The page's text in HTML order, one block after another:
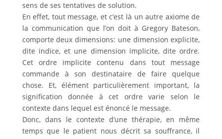
sens de ses tentatives de solution.
En effet, tout message, et c’est là un autre axiome de
la communication que l’on doit à Gregory Bateson,
comporte deux dimensions: une dimension explicite,
dite indice, et une dimension implicite, dite ordre.
Cet ordre implicite contenu dans tout message
commande à son destinataire de faire quelque
chose. Et, élément particulièrement important, la
signification donnée à cet ordre varie selon le
contexte dans lequel est énoncé le message.
Donc, dans le contexte d’une thérapie, en même
temps que le patient nous décrit sa souffrance, il